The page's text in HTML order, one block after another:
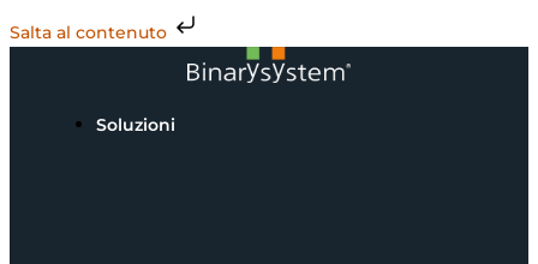
Salta al contenuto
Soluzioni